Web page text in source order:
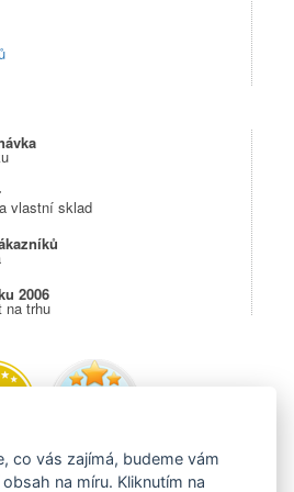
vlastní sklad
2006
na trhu
co vás zajímá, budeme vám
na míru. Kliknutím na